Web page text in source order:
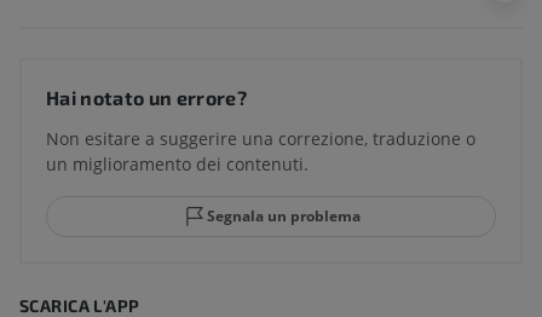
Hai notato un errore?
Non esitare a suggerire una correzione, traduzione o
un miglioramento dei contenuti.
Segnala un problema
SCARICA L'APP